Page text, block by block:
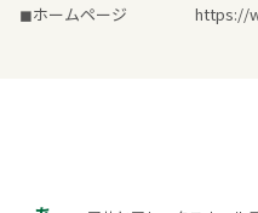
◼ホームページ
https://